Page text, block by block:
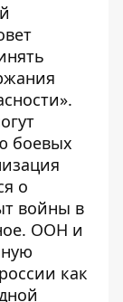
боевых
о
войны в
ООН и
как